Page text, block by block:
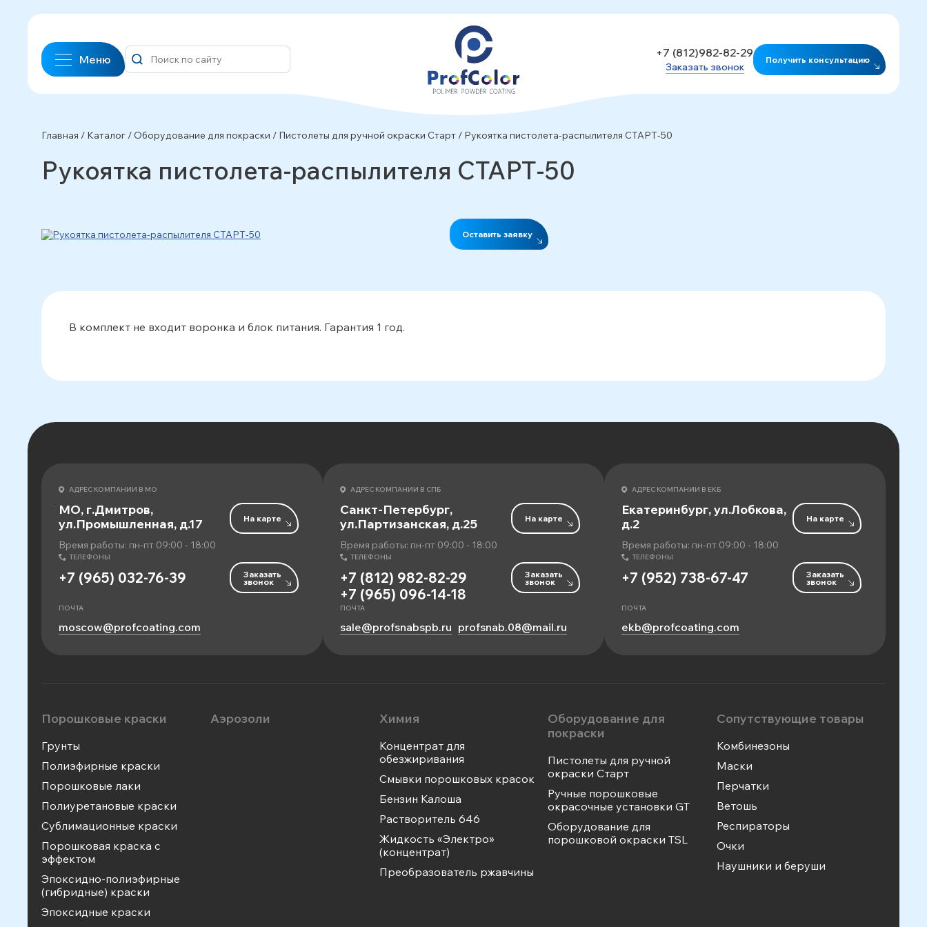
Меню
+7 (812)982-82-29
Заказать звонок
Получить консультацию
Главная / Каталог / Оборудование для покраски / Пистолеты для ручной окраски Старт / Рукоятка пистолета-распылителя СТАРТ-50
Рукоятка пистолета-распылителя СТАРТ-50
Оставить заявку
В комплект не входит воронка и блок питания. Гарантия 1 год.
АДРЕС КОМПАНИИ В МО
МО, г.Дмитров,
ул.Промышленная, д.17
Время работы: пн-пт 09:00 - 18:00
На карте
ТЕЛЕФОНЫ
+7 (965) 032-76-39 Заказать
звонок
ПОЧТА
moscow@profcoating.com
АДРЕС КОМПАНИИ В СПБ
Санкт-Петербург,
ул.Партизанская, д.25
Время работы: пн-пт 09:00 - 18:00
На карте
ТЕЛЕФОНЫ
+7 (812) 982-82-29
+7 (965) 096-14-18
Заказать
звонок
ПОЧТА
sale@profsnabspb.ru profsnab.08@mail.ru
АДРЕС КОМПАНИИ В ЕКБ
Екатеринбург, ул.Лобкова,
д.2
Время работы: пн-пт 09:00 - 18:00
На карте
ТЕЛЕФОНЫ
+7 (952) 738-67-47 Заказать
звонок
ПОЧТА
ekb@profcoating.com
Порошковые краски
Грунты
Полиэфирные краски
Порошковые лаки
Полиуретановые краски
Сублимационные краски
Порошковая краска с
эффектом
Эпоксидно-полиэфирные
(гибридные) краски
Эпоксидные краски
Аэрозоли Химия
Концентрат для
обезжиривания
Смывки порошковых красок
Бензин Калоша
Растворитель 646
Жидкость «Электро»
(концентрат)
Преобразователь ржавчины
Оборудование для
покраски
Пистолеты для ручной
окраски Старт
Ручные порошковые
окрасочные установки GT
Оборудование для
порошковой окраски TSL
Сопутствующие товары
Комбинезоны
Маски
Перчатки
Ветошь
Респираторы
Очки
Наушники и беруши